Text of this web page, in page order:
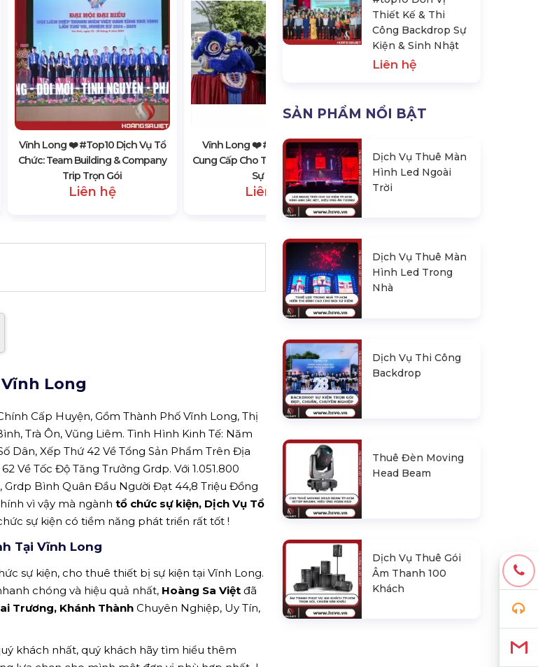
Vĩnh Long ❤️️ #top10 Dịch Vụ Tổ
Chức: Team Building & Company
Trip Trọn Gói
Liên hệ
Vĩnh Long ❤️️ #top10 Dịch Vụ
Cung Cấp Cho Thuê Lân Sư Rồng,
Sự Kiện
Liên hệ
Kế & Thi Công Backdrop Sự Kiện
Long
Cấp Huyện, Gồm Thành Phố Vĩnh Long, Thị
Trà Ôn, Vũng Liêm. Tình Hình Kinh Tế: Năm
Dân, Xếp Thứ 42 Về Tổng Sản Phẩm Trên Địa
Về Tốc Độ Tăng Trưởng Grdp. Với 1.051.800
Grdp Bình Quân Đầu Người Đạt 44,8 Triệu Đồng
vì vậy mà ngành tổ chức sự kiện, Dịch Vụ Tổ
sự kiện có tiềm năng phát triển rất tốt !
Tại Vĩnh Long
sự kiện, cho thuê thiết bị sự kiện tại Vĩnh Long.
chóng và hiệu quả nhất, Hoàng Sa Việt đã
Trương, Khánh Thành Chuyên Nghiệp, Uy Tín,
khách nhất, quý khách hãy tìm hiểu thêm
Thiết Kế & Thi
Công Backdrop Sự
Kiện & Sinh Nhật
Liên hệ
SẢN PHẨM NỔI BẬT
Dịch Vụ Thuê Màn
Hình Led Ngoài
Trời
Dịch Vụ Thuê Màn
Hình Led Trong
Nhà
Dịch Vụ Thi Công
Backdrop
Thuê Đèn Moving
Head Beam
Dịch Vụ Thuê Gói
Âm Thanh 100
Khách